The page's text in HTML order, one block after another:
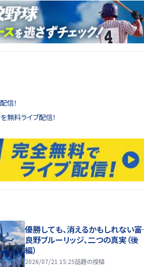
信！
料ライブ配信！
優勝しても、消えるかもしれない――富
良野ブルーリッジ、二つの真実（後
編）
2026/07/21 15:25話題の投稿